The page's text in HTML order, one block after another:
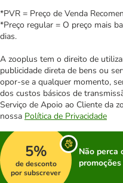
*PVR = Preço de Venda
*Preço regular = O preço mais
dias.
A zooplus tem o direito de
publicidade direta de bens ou
opor-se a qualquer momento,
dos custos básicos de
Serviço de Apoio ao Cliente da
nossa Política de Privacidade
5%
de desconto
por subscrever
Não perca